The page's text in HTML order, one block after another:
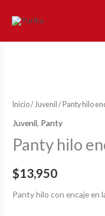
Inicio/Juvenil / Panty hilo
Juvenil, Panty
Panty hilo
$13,950
Panty hilo con encaje en
Panty
cantidad